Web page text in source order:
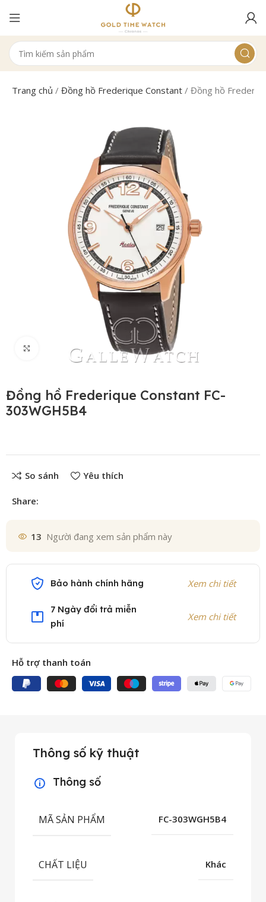
Trang chủ /Đồng hồ Frederique Constant /Đồng hồ
Click to enlarge
Đồng hồ Frederique Constant FC-
303WGH5B4
So sánh Yêu thích
Share:
13 Người đang xem sản phẩm này
Bảo hành chính hãng Xem chi tiết
7 Ngày đổi trả miễn
phí
Xem chi tiết
Hỗ trợ thanh toán
Thông số kỹ thuật
Thông số
MÃ SẢN PHẨM FC-303WGH5B4
CHẤT LIỆU Khác